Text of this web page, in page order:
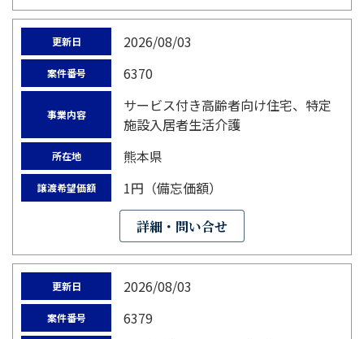
更新日 2026/08/03
案件番号 6370
事業内容
サービス付き高齢者向け住宅、特定
施設入居者生活介護
所在地 熊本県
譲渡希望価額 1円（備忘価額）
詳細・問い合せ
更新日 2026/08/03
案件番号 6379